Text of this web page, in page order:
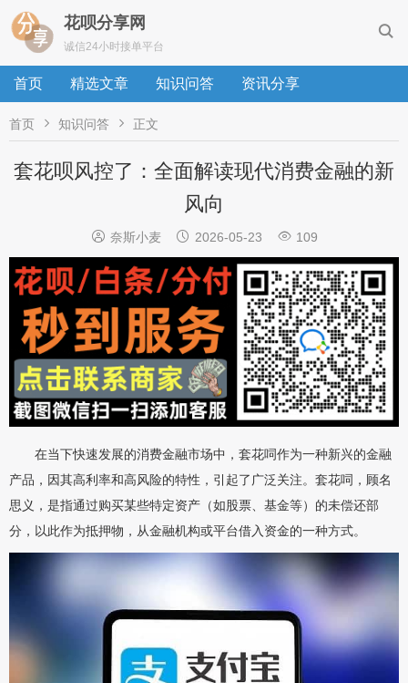

花呗分享网
诚信24小时接单平台
首页 精选文章 知识问答 资讯分享
首页  知识问答  正文
套花呗风控了：全面解读现代消费金融的新
风向
 奈斯小麦  2026-05-23  109
在当下快速发展的消费金融市场中，套花呞作为一种新兴的金融
产品，因其高利率和高风险的特性，引起了广泛关注。套花呞，顾名
思义，是指通过购买某些特定资产（如股票、基金等）的未偿还部
分，以此作为抵押物，从金融机构或平台借入资金的一种方式。